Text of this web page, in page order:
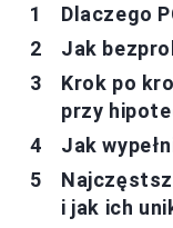
Dlaczego
Jak
Krok po
przy
Jak
i jak ich